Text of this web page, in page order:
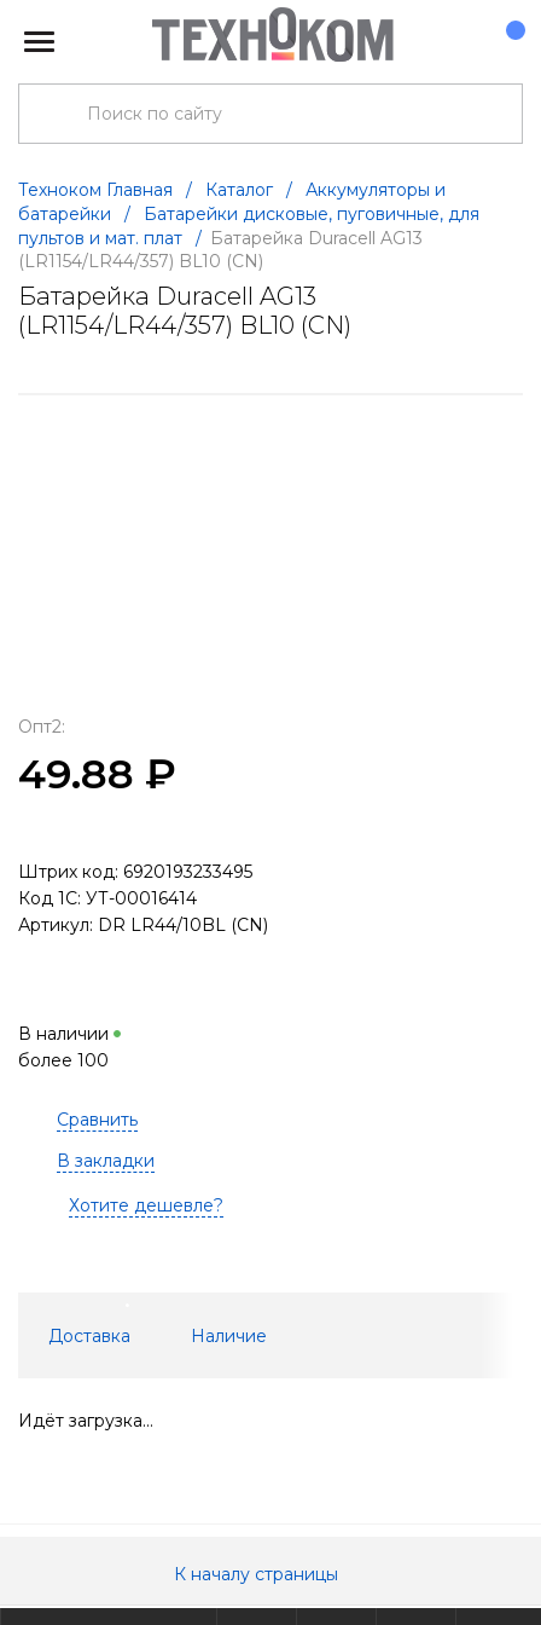
Техноком Главная / Каталог /
Аккумуляторы и
батарейки
/
Батарейки дисковые, пуговичные, для
пультов и мат. плат
/ Батарейка Duracell AG13
(LR1154/LR44/357) BL10 (CN)
Батарейка Duracell AG13
(LR1154/LR44/357) BL10 (CN)
Опт2:
49.88 ₽
Штрих код: 6920193233495
Код 1С: УТ-00016414
Артикул: DR LR44/10BL (CN)
В наличии
более 100
Сравнить
В закладки
Хотите дешевле?
Доставка Наличие
Идёт загрузка...
К началу страницы